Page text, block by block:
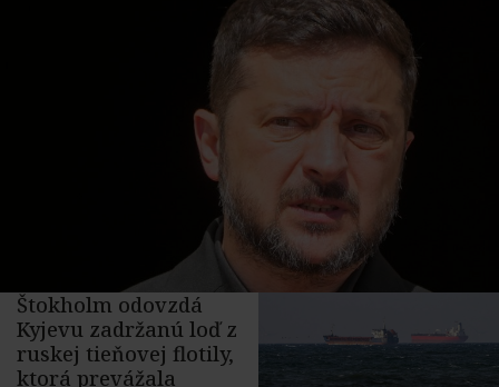
Štokholm odovzdá
Kyjevu zadržanú loď z
ruskej tieňovej flotily,
ktorá prevážala